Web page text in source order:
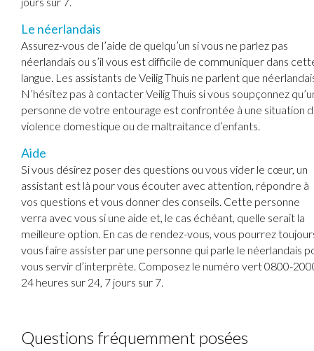
Le néerlandais
Assurez-vous de l’aide de quelqu’un si vous ne parlez pas
néerlandais ou s’il vous est difficile de communiquer dans
langue. Les assistants de Veilig Thuis ne parlent que
N’hésitez pas à contacter Veilig Thuis si vous soupçonnez
personne de votre entourage est confrontée à une situation
violence domestique ou de maltraitance d’enfants.
Aide
Si vous désirez poser des questions ou vous vider le cœur, un
assistant est là pour vous écouter avec attention, répondre à
vos questions et vous donner des conseils. Cette personne
verra avec vous si une aide et, le cas échéant, quelle serait la
meilleure option. En cas de rendez-vous, vous pourrez
vous faire assister par une personne qui parle le néerlandais
vous servir d’interprète. Composez le numéro vert 0800-
24 heures sur 24, 7 jours sur 7.
Questions fréquemment posées